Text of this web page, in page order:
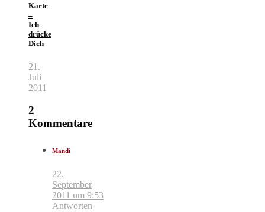
Karte
–
Ich
drücke
Dich
21.
Juli
2011
2
Kommentare
Mandi
22.
September
2011 um 9:53
Antworten